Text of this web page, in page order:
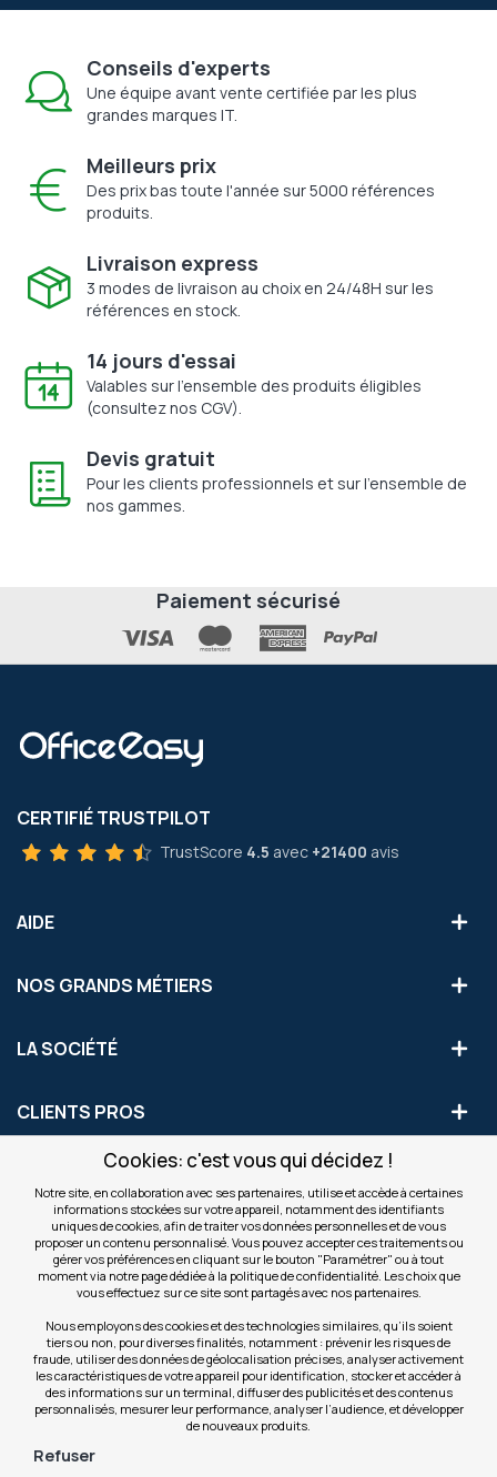
Cookies: c'est vous qui décidez !
Notre site, en collaboration avec ses partenaires, utilise et accède à certaines
informations stockées sur votre appareil, notamment des identifiants
uniques de cookies, afin de traiter vos données personnelles et de vous
proposer un contenu personnalisé. Vous pouvez accepter ces traitements ou
gérer vos préférences en cliquant sur le bouton "Paramétrer" ou à tout
moment via notre page dédiée à la politique de confidentialité. Les choix que
vous effectuez sur ce site sont partagés avec nos partenaires.
Nous employons des cookies et des technologies similaires, qu’ils soient
tiers ou non, pour diverses finalités, notamment : prévenir les risques de
fraude, utiliser des données de géolocalisation précises, analyser activement
les caractéristiques de votre appareil pour identification, stocker et accéder à
des informations sur un terminal, diffuser des publicités et des contenus
personnalisés, mesurer leur performance, analyser l’audience, et développer
de nouveaux produits.
Refuser
Conseils d'experts
Une équipe avant vente certifiée par les plus
grandes marques IT.
Meilleurs prix
Des prix bas toute l'année sur 5000 références
produits.
Livraison express
3 modes de livraison au choix en 24/48H sur les
références en stock.
14 jours d'essai
Valables sur l'ensemble des produits éligibles
(consultez nos CGV).
Devis gratuit
Pour les clients professionnels et sur l'ensemble de
nos gammes.
Paiement sécurisé
CERTIFIÉ TRUSTPILOT
TrustScore 4.5 avec +21400 avis
AIDE
NOS GRANDS MÉTIERS
LA SOCIÉTÉ
CLIENTS PROS
S'INSCRIRE AUX OFFRES COMMERCIALES
Inscription
notre
newsletter
Valider
NOS SITES